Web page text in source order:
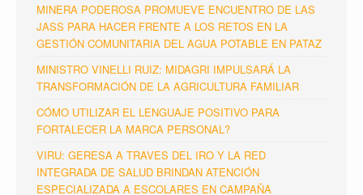
MINERA PODEROSA PROMUEVE ENCUENTRO DE LAS
JASS PARA HACER FRENTE A LOS RETOS EN LA
GESTIÓN COMUNITARIA DEL AGUA POTABLE EN PATAZ
MINISTRO VINELLI RUIZ: MIDAGRI IMPULSARÁ LA
TRANSFORMACIÓN DE LA AGRICULTURA FAMILIAR
CÓMO UTILIZAR EL LENGUAJE POSITIVO PARA
FORTALECER LA MARCA PERSONAL?
VIRU: GERESA A TRAVES DEL IRO Y LA RED
INTEGRADA DE SALUD BRINDAN ATENCIÓN
ESPECIALIZADA A ESCOLARES EN CAMPAÑA